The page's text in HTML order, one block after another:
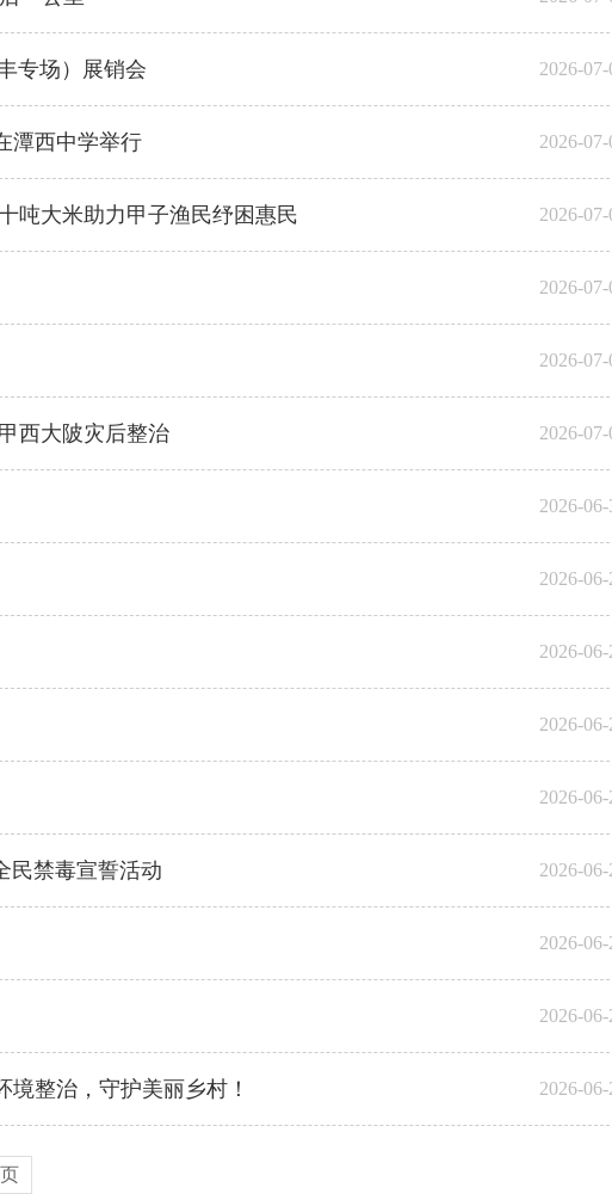
专场）展销会 2026-
潭西中学举行 2026-
吨大米助力甲子渔民纾困惠民 2026-
2026-
2026-
西大陂灾后整治 2026-
2026-
2026-
2026-
2026-
2026-
民禁毒宣誓活动 2026-
2026-
2026-
整治，守护美丽乡村！ 2026-